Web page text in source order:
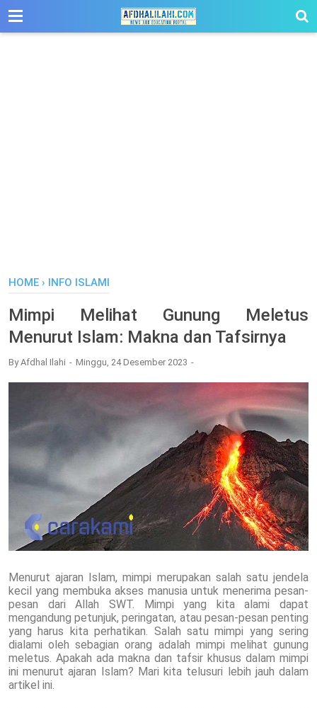
-->
HOME › INFO ISLAMI
Mimpi Melihat Gunung Meletus
Menurut Islam: Makna dan Tafsirnya
ByAfdhal Ilahi Minggu, 24 Desember 2023
Menurut ajaran Islam, mimpi merupakan salah satu jendela
kecil yang membuka akses manusia untuk menerima pesan-
pesan dari Allah SWT. Mimpi yang kita alami dapat
mengandung petunjuk, peringatan, atau pesan-pesan penting
yang harus kita perhatikan. Salah satu mimpi yang sering
dialami oleh sebagian orang adalah mimpi melihat gunung
meletus. Apakah ada makna dan tafsir khusus dalam mimpi
ini menurut ajaran Islam? Mari kita telusuri lebih jauh dalam
artikel ini.